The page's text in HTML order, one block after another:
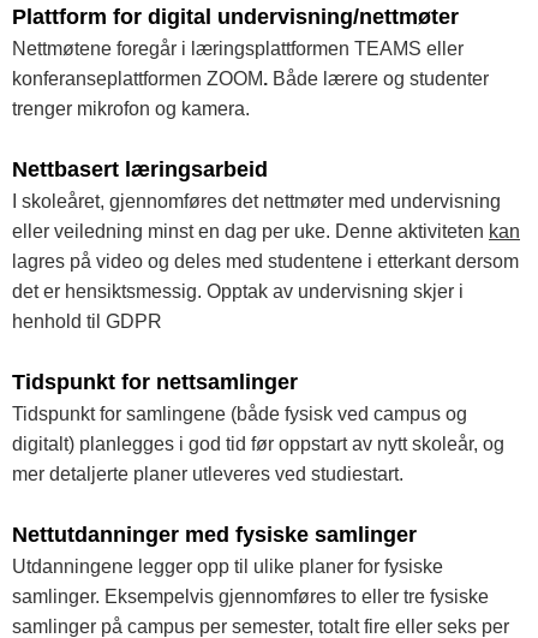
Plattform for digital undervisning/nettmøter
Nettmøtene foregår i læringsplattformen TEAMS eller
konferanseplattformen ZOOM. Både lærere og studenter
trenger mikrofon og kamera.
Nettbasert læringsarbeid
I skoleåret, gjennomføres det nettmøter med undervisning
eller veiledning minst en dag per uke. Denne aktiviteten kan
lagres på video og deles med studentene i etterkant dersom
det er hensiktsmessig. Opptak av undervisning skjer i
henhold til GDPR
Tidspunkt for nettsamlinger
Tidspunkt for samlingene (både fysisk ved campus og
digitalt) planlegges i god tid før oppstart av nytt skoleår, og
mer detaljerte planer utleveres ved studiestart.
Nettutdanninger med fysiske samlinger
Utdanningene legger opp til ulike planer for fysiske
samlinger. Eksempelvis gjennomføres to eller tre fysiske
samlinger på campus per semester, totalt fire eller seks per